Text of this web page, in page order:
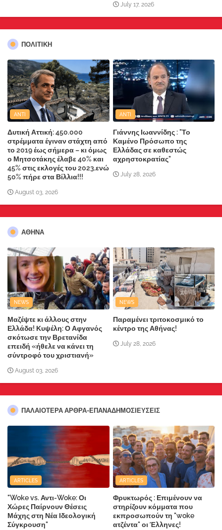
July 17, 2026
ΠΟΛΙΤΙΚΗ
ANTI
Δυτική Αττική: 450.000
στρέμματα έγιναν στάχτη από
το 2019 έως σήμερα – κι όμως
ο Μητσοτάκης έλαβε 40% και
45% στις εκλογές του 2023,ενώ
50% πήρε στα Βίλλια!!!
August 03, 2026
ANTI
Γιάννης Ιωαννίδης : "Το
Καμένο Πρόσωπο της
Ελλάδας σε καθεστώς
αχρηστοκρατίας"
July 28, 2026
ΑΘΗΝΑ
NEWS
Μαζέψτε κι άλλους στην
Ελλάδα! Κυψέλη: Ο Αφγανός
σκότωσε την Βρετανίδα
επειδή «ήθελε να κάνει τη
σύντροφό του χριστιανή»
August 03, 2026
NEWS
Παραμένει τριτοκοσμικό το
κέντρο της Αθήνας!
July 28, 2026
ΠΑΛΑΙΟΤΕΡΑ ΑΡΘΡΑ-ΕΠΑΝΑΔΗΜΟΣΙΕΥΣΕΙΣ
ARTICLES
"Woke vs. Αντι-Woke: Οι
Χώρες Παίρνουν Θέσεις
Μάχης στη Νέα Ιδεολογική
Σύγκρουση"
ARTICLES
Φρυκτωρός : Επιμένουν να
στηρίζουν κόμματα που
εκπροσωπούν τη "woke
ατζέντα" οι Έλληνες!